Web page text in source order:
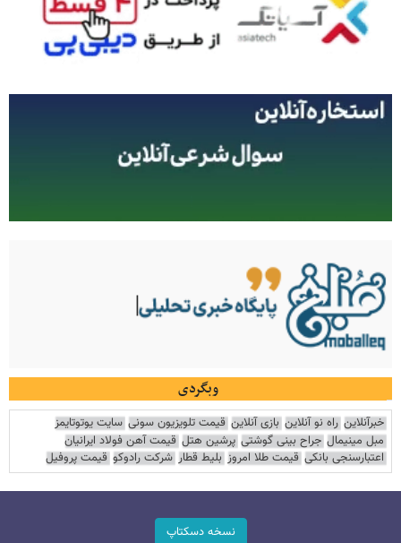
وبگردی
خبرآنلاین راه نو آنلاین بازی آنلاین قیمت تلویزیون سونی سایت یوتوتایمز
مبل مینیمال جراح بینی گوشتی پرشین هتل قیمت آهن فولاد ایرانیان
اعتبارسنجی بانکی قیمت طلا امروز بلیط قطار شرکت رادوکو قیمت پروفیل
نسخه دسکتاپ